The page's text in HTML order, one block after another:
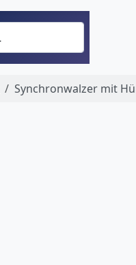
Synchronwalzer mit